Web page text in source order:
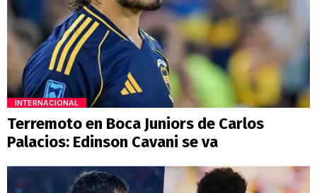
INTERNACIONAL
Terremoto en Boca Juniors de Carlos
Palacios: Edinson Cavani se va